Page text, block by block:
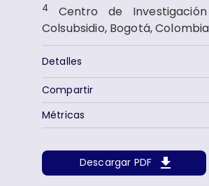
4 Centro de
Colsubsidio, Bogotá,
Detalles
Descargar PDF
Métricas
Compartir